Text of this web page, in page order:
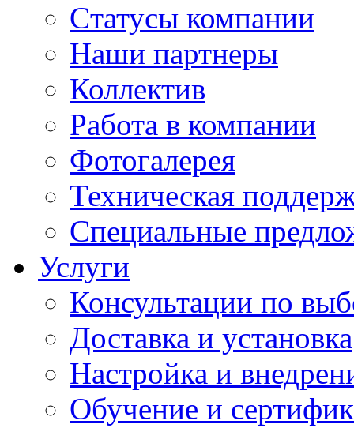
Cтатусы компании
Наши партнеры
Коллектив
Работа в компании
Фотогалерея
Техническая
Специальные
Услуги
Консультации по
Доставка и установка
Настройка и
Обучение и